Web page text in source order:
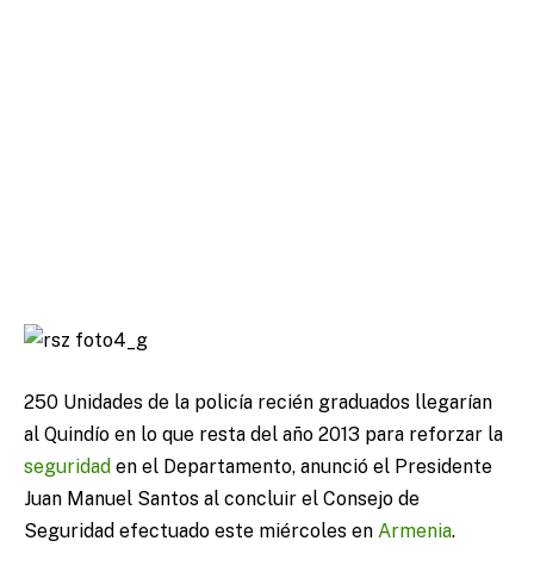
250 Unidades de la policía recién graduados llegarían
al Quindío en lo que resta del año 2013 para reforzar la
seguridad en el Departamento, anunció el Presidente
Juan Manuel Santos al concluir el Consejo de
Seguridad efectuado este miércoles en Armenia.